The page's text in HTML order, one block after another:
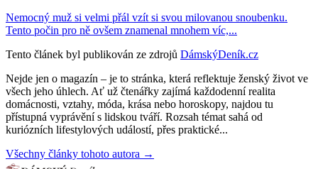
Nemocný muž si velmi přál vzít si svou milovanou snoubenku.
Tento počin pro ně ovšem znamenal mnohem víc,...
Tento článek byl publikován ze zdrojů DámskýDeník.cz
Nejde jen o magazín – je to stránka, která reflektuje ženský život ve
všech jeho úhlech. Ať už čtenářky zajímá každodenní realita
domácnosti, vztahy, móda, krása nebo horoskopy, najdou tu
přístupná vyprávění s lidskou tváří. Rozsah témat sahá od
kuriózních lifestylových událostí, přes praktické...
Všechny články tohoto autora →